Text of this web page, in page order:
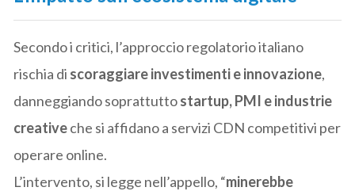
Secondo i critici, l’approccio regolatorio italiano
rischia di scoraggiare investimenti e innovazione,
danneggiando soprattuttostartup, PMI e industrie
creativeche si affidano a servizi CDN competitivi per
operare online.
L’intervento, si legge nell’appello, “minerebbe